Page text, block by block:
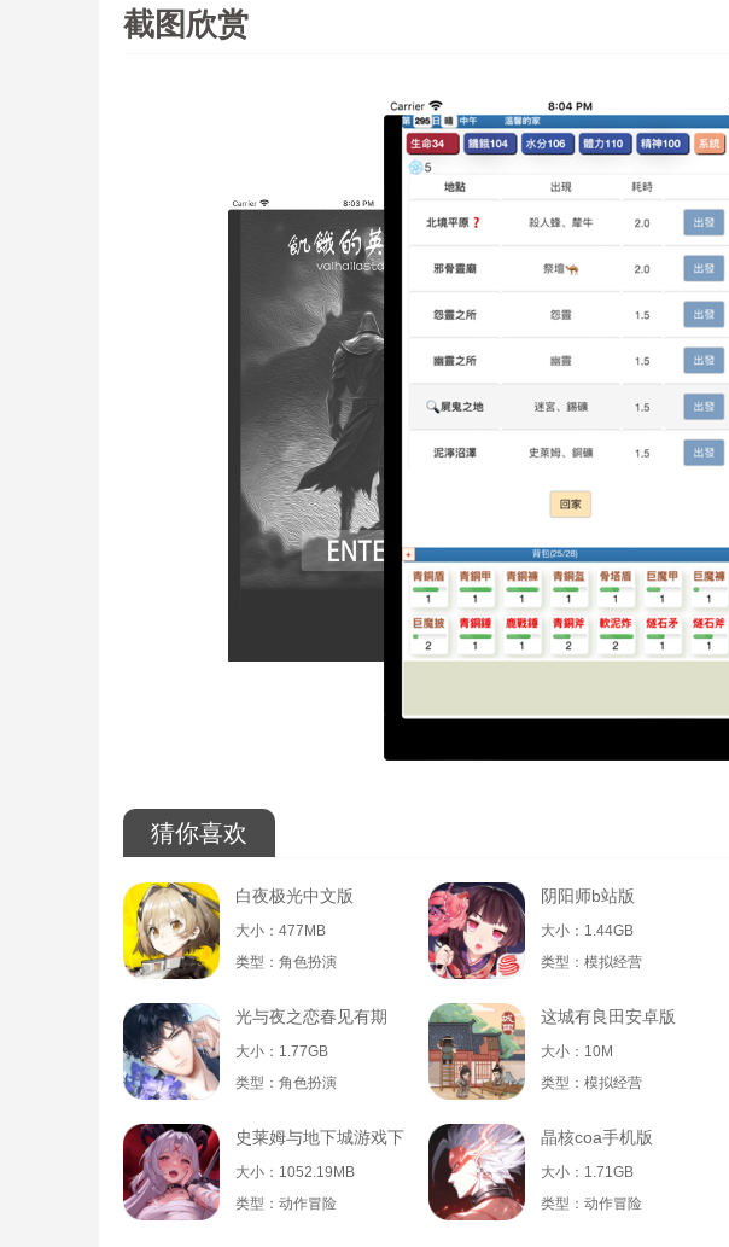
截图欣赏
猜你喜欢
白夜极光中文版
大小：477MB
类型：角色扮演
阴阳师b站版
大小：1.44GB
类型：模拟经营
光与夜之恋春见有期
大小：1.77GB
类型：角色扮演
这城有良田安卓版
大小：10M
类型：模拟经营
史莱姆与地下城游戏下载
大小：1052.19MB
类型：动作冒险
晶核coa手机版
大小：1.71GB
类型：动作冒险